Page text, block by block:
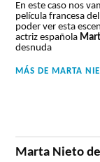
En este caso nos
película francesa
poder ver esta
actriz española
desnuda
MÁS DE MARTA
Marta Nieto